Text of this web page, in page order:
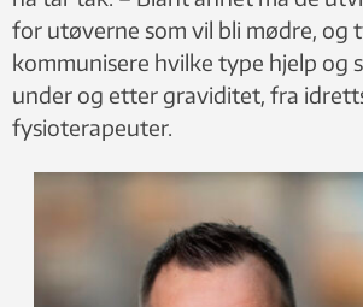
for utøverne som vil bli mødre, og
kommunisere hvilke type hjelp og
under og etter graviditet, fra
fysioterapeuter.